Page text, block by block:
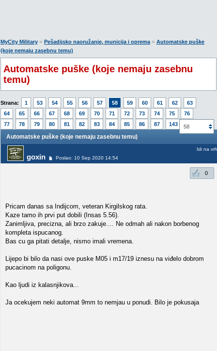
MyCity Military » Pešadijsko naoružanje, municija i oprema» Automatske puške
(koje nemaju zasebnu temu)
Automatske puške (koje nemaju zasebnu
temu)
Strana: 1 53 54 55 56 57 58 59 60 61 62
63
64
65 66 67 68 69 70 71 72 73 74 75
76
77
78 79 80 81 82 83 84 85 86 87 143 58
Automatske puške (koje nemaju zasebnu temu)
goxin Poslao: 10 Sep 2020 14:54
Idi na vrh
0
Pricam danas sa Indijcom, veteran Kirgilskog rata.
Kaze tamo ih prvi put dobili (Insas 5.56).
Zanimljiva, precizna, ali brzo zakuje.... Ne odmah ali nakon borbenog
kompleta ispucanog.
Bas cu ga pitati detalje, nismo imali vremena.
Lijepo bi bilo da nasi ove puske M05 i m17/19 iznesu na viđelo dobrom
pucacinom na poligonu.
Kao ljudi iz kalasnjikova...
Ja ocekujem neki automat 9mm to nemjau u ponudi. Bilo je pokusaja